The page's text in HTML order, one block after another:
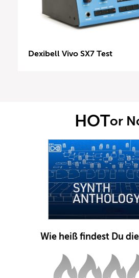
Dexibell Vivo SX7 Test
HOTor
Wie heiß findest Du